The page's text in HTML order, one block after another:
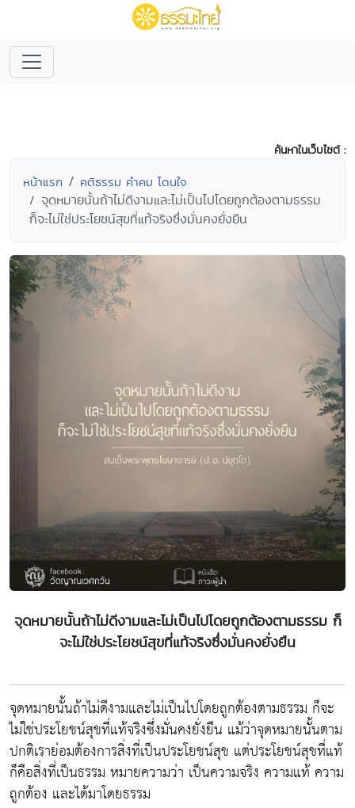
ค้นหาในเว็บไซต์ :
หน้าแรก คติธรรม คำคม โดนใจ
จุดหมายนั้นถ้าไม่ดีงามและไม่เป็นไปโดยถูกต้องตามธรรม
ก็จะไม่ใช่ประโยชน์สุขที่แท้จริงซึ่งมั่นคงยั่งยืน
จุดหมายนั้นถ้าไม่ดีงามและไม่เป็นไปโดยถูกต้องตามธรรม ก็
จะไม่ใช่ประโยชน์สุขที่แท้จริงซึ่งมั่นคงยั่งยืน
จุดหมายนั้นถ้าไม่ดีงามและไม่เป็นไปโดยถูกต้องตามธรรม ก็จะ
ไม่ใช่ประโยชน์สุขที่แท้จริงซึ่งมั่นคงยั่งยืน แม้ว่าจุดหมายนั้นตาม
ปกติเราย่อมต้องการสิ่งที่เป็นประโยชน์สุข แต่ประโยชน์สุขที่แท้
ก็คือสิ่งที่เป็นธรรม หมายความว่า เป็นความจริง ความแท้ ความ
ถูกต้อง และได้มาโดยธรรม